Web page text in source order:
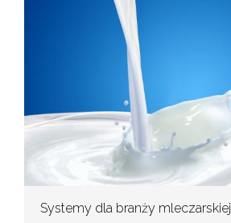
Systemy dla branży mleczarskiej